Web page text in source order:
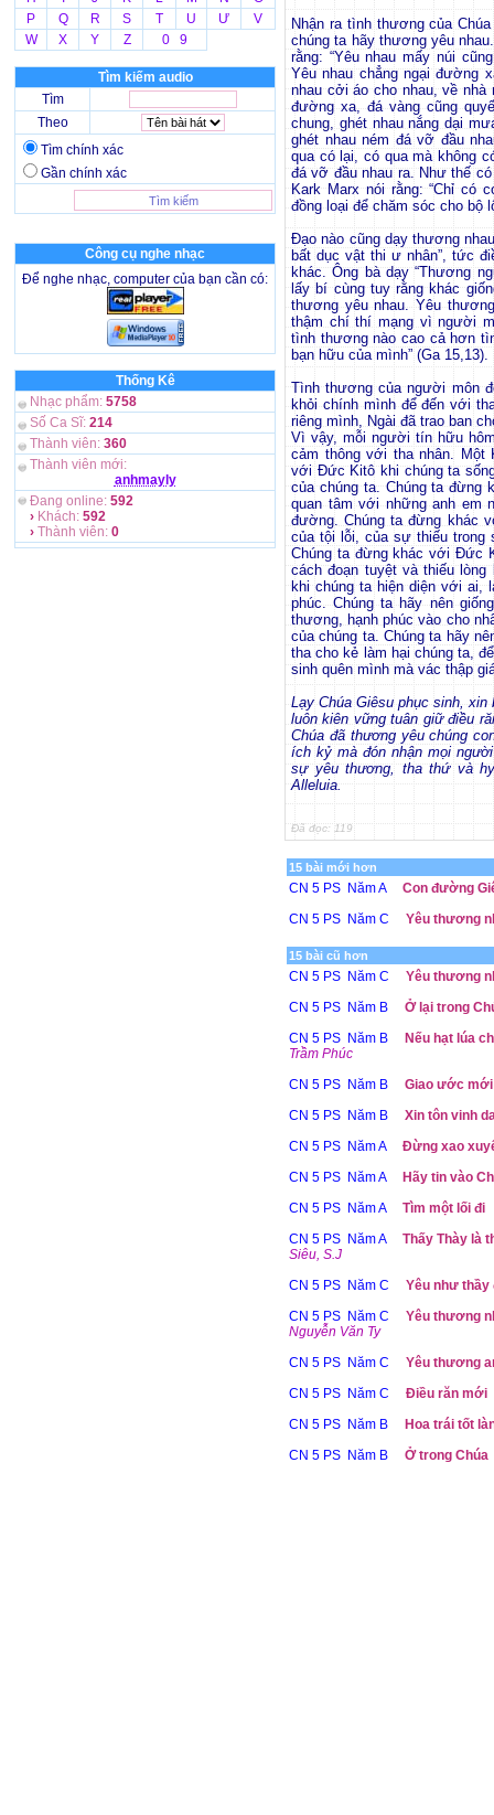
P
Q R S T U Ư
V
W
X Y Z 0 9
Tìm kiếm audio
Tìm
Theo
Tìm chính xác
Gần chính xác
Công cụ nghe nhạc
Để nghe nhạc, computer của bạn cần có:
Thống Kê
Nhạc phẩm: 5758
Số Ca Sĩ: 214
Thành viên: 360
Thành viên mới:
anhmayly
Đang online: 592
› Khách: 592
› Thành viên: 0
Nhận ra tình thương của
chúng ta hãy thương yêu
rằng: “Yêu nhau mấy núi
Yêu nhau chẳng ngại đường
nhau cởi áo cho nhau, về nhà
đường xa, đá vàng cũng
chung, ghét nhau nắng dại
ghét nhau ném đá vỡ đầu
qua có lại, có qua mà không
đá vỡ đầu nhau ra. Như thế
Kark Marx nói rằng: “Chỉ có
đồng loại để chăm sóc cho bộ
Đạo nào cũng dạy thương
bất dục vật thi ư nhân”, tức
khác. Ông bà dạy “Thương
lấy bí cùng tuy rằng khác
thương yêu nhau. Yêu
thậm chí thí mạng vì người
tình thương nào cao cả hơn
bạn hữu của mình” (Ga 15,13).
Tình thương của người môn
khỏi chính mình để đến với
riêng mình, Ngài đã trao ban
Vì vậy, mỗi người tín hữu
cảm thông với tha nhân. Một
với Ðức Kitô khi chúng ta
của chúng ta. Chúng ta
quan tâm với những anh em
đường. Chúng ta đừng khác
của tội lỗi, của sự thiếu trong
Chúng ta đừng khác với Ðức
cách đoạn tuyệt và thiếu lòng
khi chúng ta hiện diện với ai,
phúc. Chúng ta hãy nên
thương, hạnh phúc vào cho
của chúng ta. Chúng ta hãy
tha cho kẻ làm hại chúng ta,
sinh quên mình mà vác thập
Lạy Chúa Giêsu phục sinh,
luôn kiên vững tuân giữ điều
Chúa đã thương yêu chúng
ích kỷ mà đón nhận mọi
sự yêu thương, tha thứ và
Alleluia.
Đã đọc: 119
15 bài mới hơn
CN 5 PS Năm A
Con đường
CN 5 PS Năm C
Yêu thương
15 bài cũ hơn
CN 5 PS Năm C
Yêu thương
CN 5 PS Năm B
Ở lại trong
CN 5 PS Năm B
Nếu hạt lúa
Trầm Phúc
CN 5 PS Năm B
Giao ước mới
CN 5 PS Năm B
Xin tôn vinh
CN 5 PS Năm A
Đừng xao
CN 5 PS Năm A
Hãy tin vào
CN 5 PS Năm A
Tìm một lối đi
CN 5 PS Năm A
Thấy Thày là
Siêu, S.J
CN 5 PS Năm C
Yêu như thầy
CN 5 PS Năm C
Yêu thương
Nguyễn Văn Ty
CN 5 PS Năm C
Yêu thương
CN 5 PS Năm C
Điều răn mới
CN 5 PS Năm B
Hoa trái tốt
CN 5 PS Năm B
Ở trong Chúa